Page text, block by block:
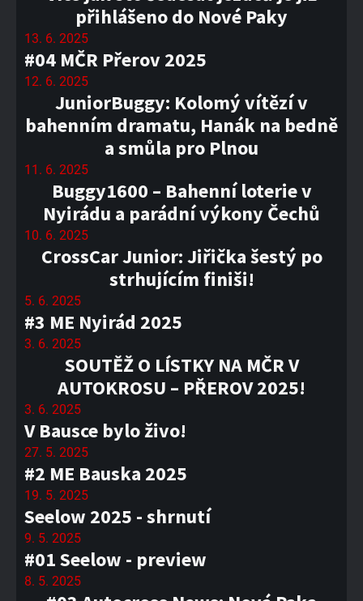
přihlášeno do Nové Paky
13. 6. 2025
#04 MČR Přerov 2025
12. 6. 2025
JuniorBuggy: Kolomý vítězí v
bahenním dramatu, Hanák na bedně
a smůla pro Plnou
11. 6. 2025
Buggy1600 – Bahenní loterie v
Nyirádu a parádní výkony Čechů
10. 6. 2025
CrossCar Junior: Jiřička šestý po
strhujícím finiši!
5. 6. 2025
#3 ME Nyirád 2025
3. 6. 2025
SOUTĚŽ O LÍSTKY NA MČR V
AUTOKROSU – PŘEROV 2025!
3. 6. 2025
V Bausce bylo živo!
27. 5. 2025
#2 ME Bauska 2025
19. 5. 2025
Seelow 2025 - shrnutí
9. 5. 2025
#01 Seelow - preview
8. 5. 2025